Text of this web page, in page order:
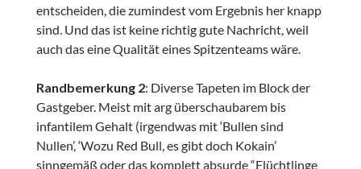
entscheiden, die zumindest vom Ergebnis her knapp
sind. Und das ist keine richtig gute Nachricht, weil
auch das eine Qualität eines Spitzenteams wäre.
Randbemerkung 2: Diverse Tapeten im Block der
Gastgeber. Meist mit arg überschaubarem bis
infantilem Gehalt (irgendwas mit ‘Bullen sind
Nullen’, ‘Wozu Red Bull, es gibt doch Kokain’
sinngemäß oder das komplett absurde “Flüchtlinge